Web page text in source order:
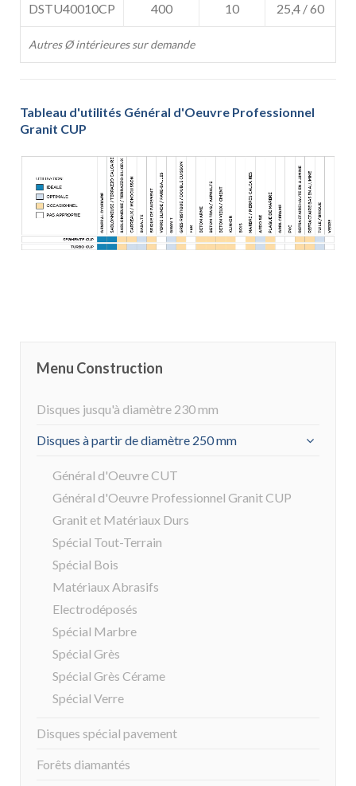
Autres Ø intérieures sur demande
DSTU40010CP 400 10 25,4 / 60
Tableau d'utilités Général d'Oeuvre Professionnel
Granit CUP
Menu Construction
Disques jusqu'à diamètre 230 mm
Disques à partir de diamètre 250 mm
Général d'Oeuvre CUT
Général d'Oeuvre Professionnel Granit CUP
Granit et Matériaux Durs
Spécial Tout-Terrain
Spécial Bois
Matériaux Abrasifs
Electrodéposés
Spécial Marbre
Spécial Grès
Spécial Grès Cérame
Spécial Verre
Disques spécial pavement
Forêts diamantés